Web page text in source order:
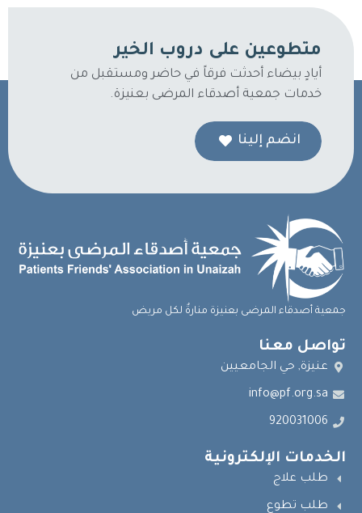
انضم إلينا
متطوعين على دروب الخير
أيادٍ بيضاء أحدثت فرقاً في حاضر ومستقبل من
خدمات جمعية أصدقاء المرضى بعنيزة.
الخدمات الإلكترونية
طلب علاج
طلب تطوع
تواصل معنا
عنيزة, حي الجامعيين
info@pf.org.sa
920031006
جمعية أصدقاء المرضى بعنيزة منارةٌ لكل مريض